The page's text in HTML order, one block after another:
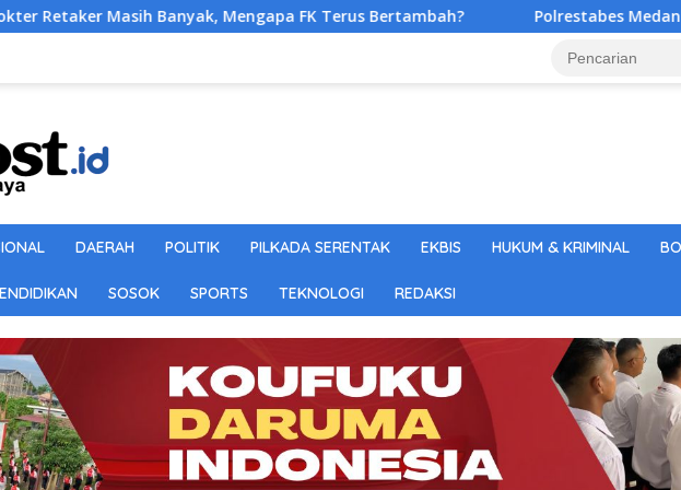
Banyak, Mengapa FK Terus Bertambah? Polrestabes Medan Ungkap Ribuan
DAERAH POLITIK PILKADA SERENTAK EKBIS HUKUM & KRIMINAL
SOSOK SPORTS TEKNOLOGI REDAKSI